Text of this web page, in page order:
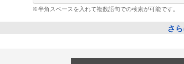
※半角スペースを入れて複数語句での検索が可能です。
さ